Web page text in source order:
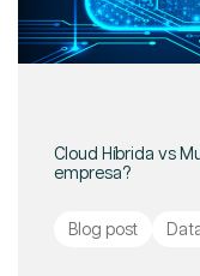
Cloud Híbrida vs
empresa?
Blog post